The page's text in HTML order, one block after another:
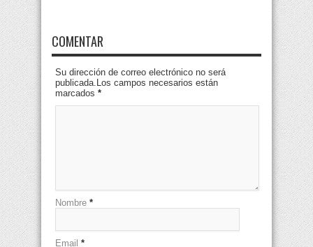
COMENTAR
Su dirección de correo electrónico no será
publicada.Los campos necesarios están
marcados *
Nombre *
Email *